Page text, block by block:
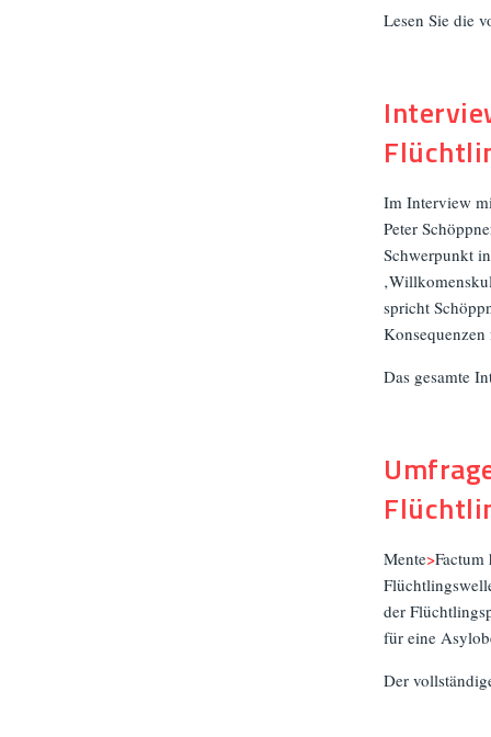
Lesen Sie die
Im Interview
Peter
Schwerpunkt
spricht
Das gesamte
Mente>
der
für eine
Der